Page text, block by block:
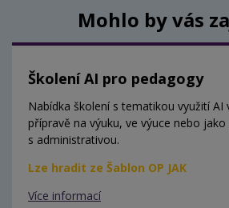
Mohlo by vás
Školení AI pro pedagogy
Nabídka školení s tematikou využití AI
přípravě na výuku, ve výuce nebo
s administrativou.
Lze hradit ze Šablon OP JAK
Více informací